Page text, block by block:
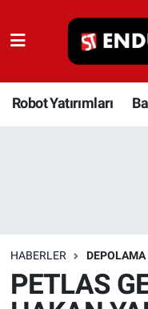
Robot Yatırımları
HABERLER DEPOLAMA
PETLAS
Robot
Bakım 4.0
Depolama
İnşaat ve